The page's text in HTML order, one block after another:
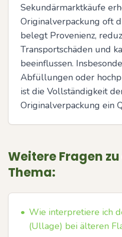
Sekundärmarktkäufe
Originalverpackung oft
belegt Provenienz,
Transportschäden und
beeinflussen.
Abfüllungen oder
ist die Vollständigkeit
Originalverpackung ein
Weitere Fragen
Thema:
• Wie interpretiere ich
(Ullage) bei älteren